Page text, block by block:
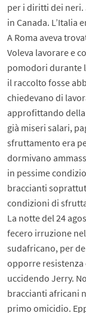
per i diritti dei neri.
in Canada. L’Italia
A Roma aveva
Voleva lavorare e
pomodori durante
il raccolto fosse
chiedevano di
approfittando
già miseri salari,
sfruttamento era
dormivano
in pessime
braccianti
condizioni di
La notte del 24
fecero irruzione
sudafricano, per
opporre
uccidendo Jerry.
braccianti africani
primo omicidio.